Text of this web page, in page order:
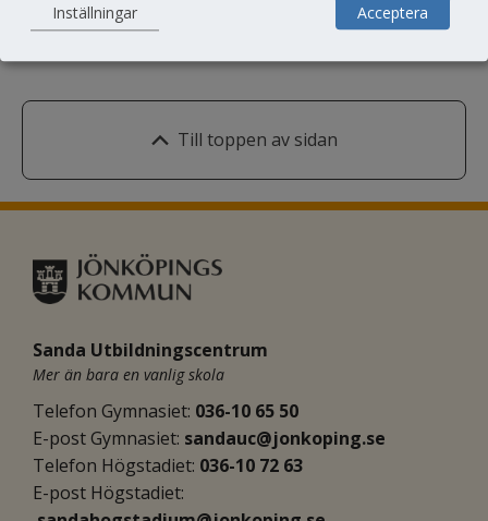
Till toppen av sidan
Sanda Utbildningscentrum
Mer än bara en vanlig skola
Telefon Gymnasiet: 036-10 65 50
E-post Gymnasiet: sandauc@jonkoping.se
Telefon Högstadiet: 036-10 72 63
E-post Högstadiet:
Inställningar Acceptera